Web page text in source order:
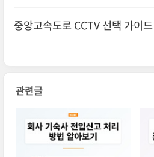
중앙고속도로 CCTV 선택 가이
관련글